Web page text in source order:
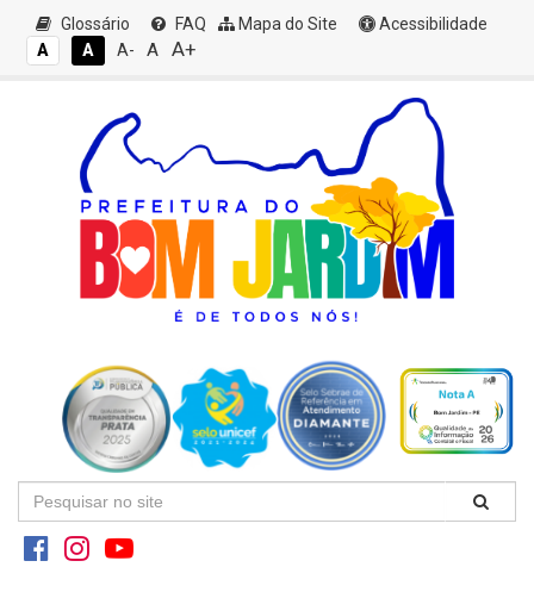
Glossário FAQ Mapa do Site
Acessibilidade
A
A A- A A+